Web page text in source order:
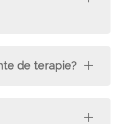
de terapie?